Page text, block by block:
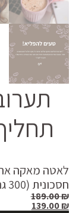
לאטה מאקה
חסכונית (300 גרם)
189.00₪
139.00₪